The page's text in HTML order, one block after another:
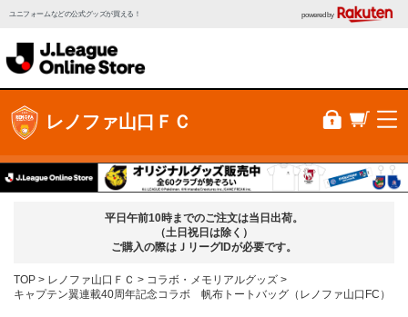
ユニフォームなどの公式グッズが買える！ powered by
レノファ山口ＦＣ
平日午前10時までのご注文は当日出荷。
（土日祝日は除く）
ご購入の際はＪリーグIDが必要です。
TOP レノファ山口ＦＣ
コラボ・メモリアルグッズ
キャプテン翼連載40周年記念コラボ 帆布トートバッグ（レノファ山口FC）